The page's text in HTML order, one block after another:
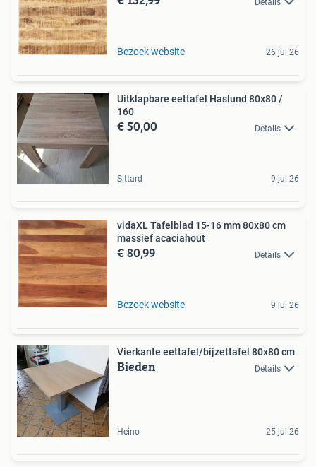
Bezoek website 26 jul 26
Uitklapbare eettafel Haslund 80x80 /
160
€ 50,00 Details
Sittard 9 jul 26
vidaXL Tafelblad 15-16 mm 80x80 cm
massief acaciahout
€ 80,99 Details
Bezoek website 9 jul 26
Vierkante eettafel/bijzettafel 80x80 cm
Bieden Details
Heino 25 jul 26